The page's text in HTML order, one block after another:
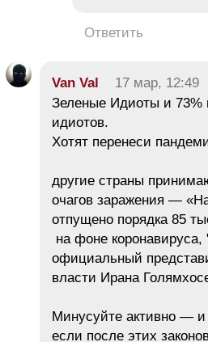
Ответить
Van Val 17 мар, 12:49
Зеленые Идиоты и 73%
идиотов.
Хотят перенеси
другие страны
очагов заражения —
отпущено порядка 85
на фоне
официальный
власти Ирана
Минусуйте активно — и
если после этих